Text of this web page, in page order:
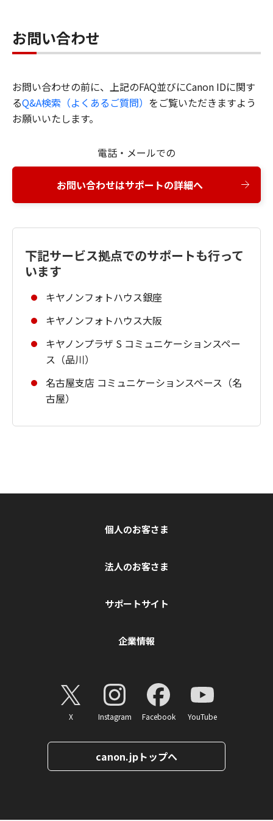
お問い合わせ
お問い合わせの前に、上記のFAQ並びにCanon IDに関す
るQ&A検索（よくあるご質問） をご覧いただきますよう
お願いいたします。
電話・メールでの
お問い合わせはサポートの詳細へ
下記サービス拠点でのサポートも行って
います
キヤノンフォトハウス銀座
キヤノンフォトハウス大阪
キヤノンプラザ S コミュニケーションスペー
ス（品川）
名古屋支店 コミュニケーションスペース（名
古屋）
個人のお客さま
法人のお客さま
サポートサイト
企業情報
X Instagram Facebook YouTube
canon.jpトップへ